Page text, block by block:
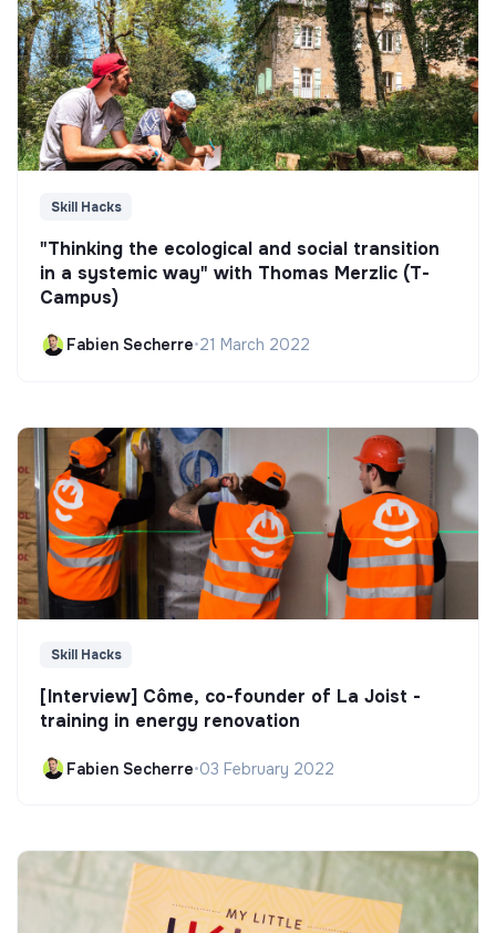
Skill Hacks
"Thinking the ecological and social transition
in a systemic way" with Thomas Merzlic (T-
Campus)
Fabien Secherre•21 March 2022
Skill Hacks
[Interview] Côme, co-founder of La Joist -
training in energy renovation
Fabien Secherre•03 February 2022